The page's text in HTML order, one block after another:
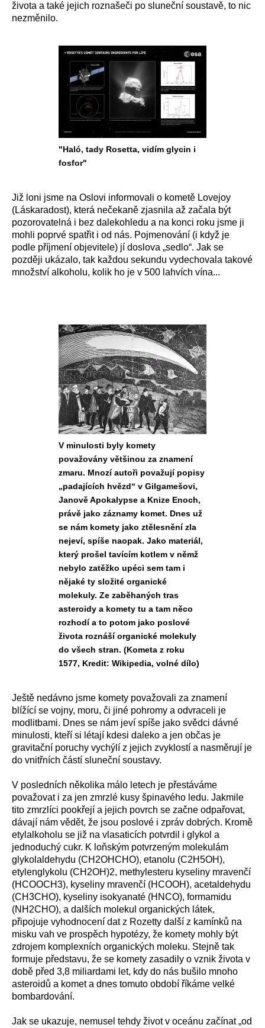
života a také jejich roznašeči po sluneční soustavě, to nic
nezměnilo.
"Haló, tady Rosetta, vidím glycin i
fosfor"
Již loni jsme na Oslovi informovali o kometě Lovejoy
(Láskaradost), která nečekaně zjasnila až začala být
pozorovatelná i bez dalekohledu a na konci roku jsme ji
mohli poprvé spatřit i od nás. Pojmenování (i když je
podle příjmení objevitele) jí doslova „sedlo“. Jak se
později ukázalo, tak každou sekundu vydechovala takové
množství alkoholu, kolik ho je v 500 lahvích vína...
V minulosti byly komety
považovány většinou za znamení
zmaru. Mnozí autoři považují popisy
„padajících hvězd“ v Gilgamešovi,
Janově Apokalypse a Knize Enoch,
právě jako záznamy komet. Dnes už
se nám komety jako ztělesnění zla
nejeví, spíše naopak. Jako materiál,
který prošel tavícím kotlem v němž
nebylo zatěžko upéci sem tam i
nějaké ty složité organické
molekuly. Ze zaběhaných tras
asteroidy a komety tu a tam něco
rozhodí a to potom jako poslové
života roznáší organické molekuly
do všech stran. (Kometa z roku
1577, Kredit: Wikipedia, volné dílo)
Ještě nedávno jsme komety považovali za znamení
blížící se vojny, moru, či jiné pohromy a odvraceli je
modlitbami. Dnes se nám jeví spíše jako svědci dávné
minulosti, kteří si létají kdesi daleko a jen občas je
gravitační poruchy vychýlí z jejich zvyklostí a nasměrují je
do vnitřních částí sluneční soustavy.
V posledních několika málo letech je přestáváme
považovat i za jen zmrzlé kusy špinavého ledu. Jakmile
tito zmrzlíci pookřejí a jejich povrch se začne odpařovat,
dávají nám vědět, že jsou poslové i zpráv dobrých. Kromě
etylalkoholu se již na vlasaticích potvrdil i glykol a
jednoduchý cukr. K loňským potvrzeným molekulám
glykolaldehydu (CH2OHCHO), etanolu (C2H5OH),
etylenglykolu (CH2OH)2, methylesteru kyseliny mravenčí
(HCOOCH3), kyseliny mravenčí (HCOOH), acetaldehydu
(CH3CHO), kyseliny isokyanaté (HNCO), formamidu
(NH2CHO), a dalších molekul organických látek,
připojuje vyhodnocení dat z Rozetty další z kamínků na
misku vah ve prospěch hypotézy, že komety mohly být
zdrojem komplexních organických moleku. Stejně tak
formuje představu, že se komety zasadily o vznik života v
době před 3,8 miliardami let, kdy do nás bušilo mnoho
asteroidů a komet a dnes tomuto období říkáme velké
bombardování.
Jak se ukazuje, nemusel tehdy život v oceánu začínat „od